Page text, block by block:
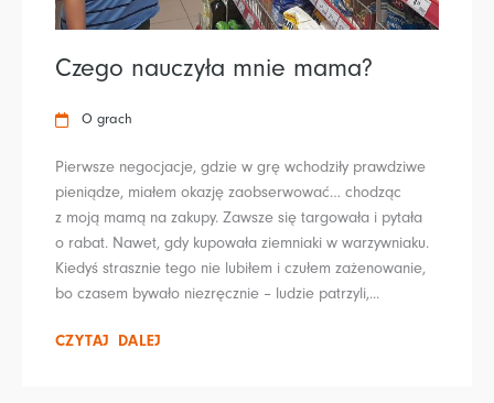
Czego nauczyła mnie mama?
O grach
Pierwsze negocjacje, gdzie w grę wchodziły prawdziwe
pieniądze, miałem okazję zaobserwować… chodząc
z moją mamą na zakupy. Zawsze się targowała i pytała
o rabat. Nawet, gdy kupowała ziemniaki w warzywniaku.
Kiedyś strasznie tego nie lubiłem i czułem zażenowanie,
bo czasem bywało niezręcznie – ludzie patrzyli,...
CZYTAJ DALEJ